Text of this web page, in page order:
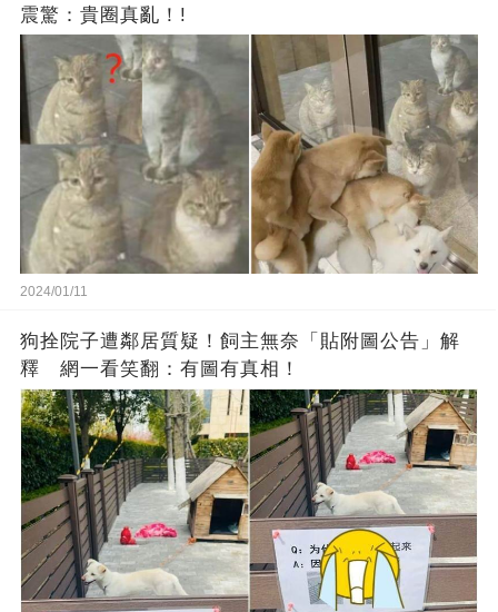
震驚：貴圈真亂！!
2024/01/11
狗拴院子遭鄰居質疑！飼主無奈「貼附圖公告」解
釋 網一看笑翻：有圖有真相！